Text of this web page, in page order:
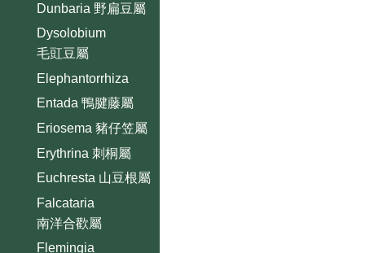
Dunbaria 野扁豆屬
Dysolobium
毛豇豆屬
Elephantorrhiza
Entada 鴨腱藤屬
Eriosema 豬仔笠屬
Erythrina 刺桐屬
Euchresta 山豆根屬
Falcataria
南洋合歡屬
Flemingia